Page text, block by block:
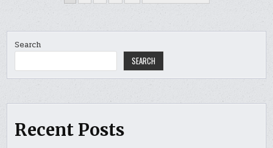
PAGINATION
Search
SEARCH
Recent Posts